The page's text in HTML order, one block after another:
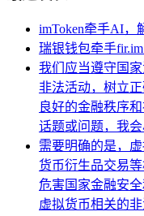
imToken牵手AI，
瑞银钱包牵手
我们应当遵守国
非法活动，树立
良好的金融秩序
话题或问题，我
需要明确的是，
货币衍生品交易
危害国家金融安
虚拟货币相关的